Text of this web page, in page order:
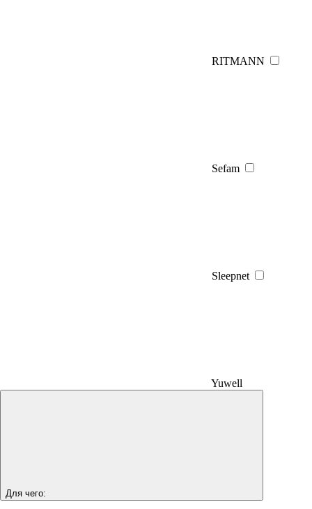
RITMANN
Sefam
Sleepnet
Yuwell
Для чего: